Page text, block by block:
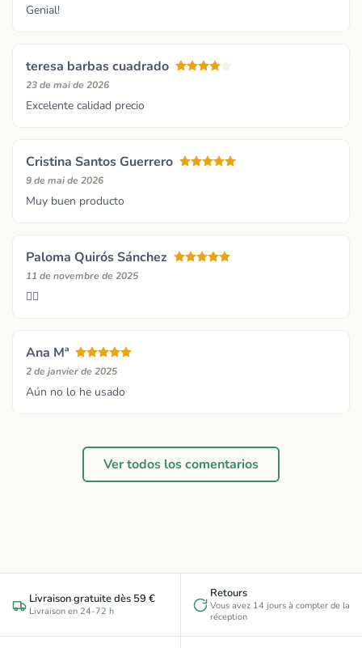
Genial!
teresa barbas cuadrado
23 de mai de 2026
Excelente calidad precio
Cristina Santos Guerrero
9 de mai de 2026
Muy buen producto
Paloma Quirós Sánchez
11 de novembre de 2025
👍🏻
Ana Mª
2 de janvier de 2025
Aún no lo he usado
Ver todos los comentarios
Livraison gratuite dès 59 €
Livraison en 24-72 h
Retours
Vous avez 14 jours à compter de la
réception